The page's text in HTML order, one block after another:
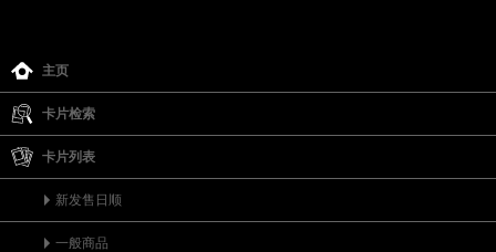
主页
卡片检索
卡片列表
新发售日顺
一般商品